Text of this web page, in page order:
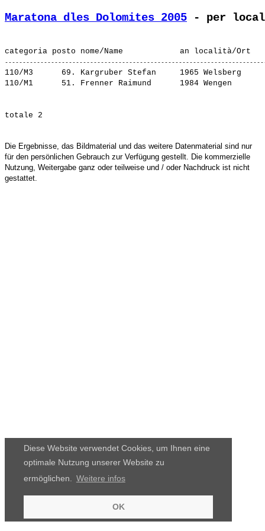
Diese Website verwendet Cookies, um Ihnen eine
optimale Nutzung unserer Website zu
ermöglichen.
Weitere infos
OK
Maratona dles Dolomites 2005 - per
110/M3      69. Kargruber Stefan
1965 Welsberg
110/M1      51. Frenner Raimund
Die Ergebnisse, das Bildmaterial und das weitere Datenmaterial sind nur
für den persönlichen Gebrauch zur Verfügung gestellt. Die kommerzielle
Nutzung, Weitergabe ganz oder teilweise und / oder Nachdruck ist nicht
gestattet.